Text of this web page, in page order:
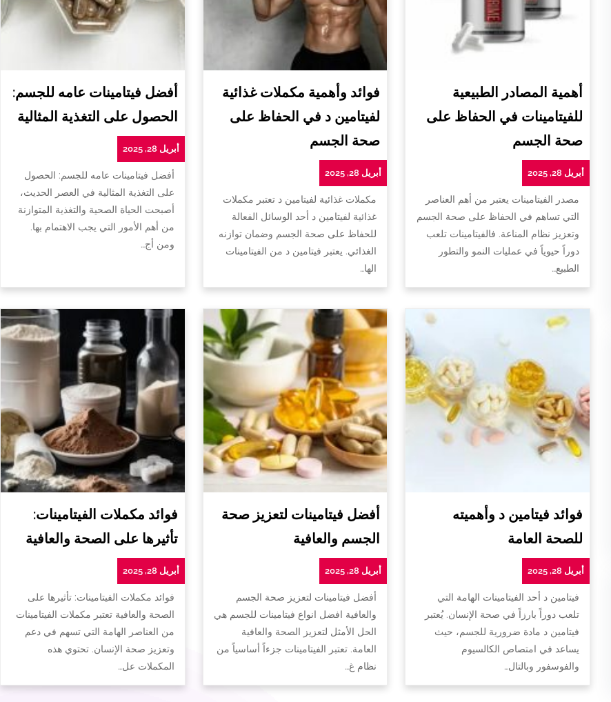
أهمية المصادر الطبيعية
للفيتامينات في الحفاظ على
صحة الجسم
أبريل 28, 2025
مصدر الفيتامينات يعتبر من أهم العناصر
التي تساهم في الحفاظ على صحة الجسم
وتعزيز نظام المناعة. فالفيتامينات تلعب
دوراً حيوياً في عمليات النمو والتطور
الطبيع…
فوائد وأهمية مكملات غذائية
لفيتامين د في الحفاظ على
صحة الجسم
أبريل 28, 2025
مكملات غذائية لفيتامين د تعتبر مكملات
غذائية لفيتامين د أحد الوسائل الفعالة
للحفاظ على صحة الجسم وضمان توازنه
الغذائي. يعتبر فيتامين د من الفيتامينات
الها…
أفضل فيتامينات عامه للجسم:
الحصول على التغذية المثالية
أبريل 28, 2025
أفضل فيتامينات عامه للجسم: الحصول
على التغذية المثالية في العصر الحديث،
أصبحت الحياة الصحية والتغذية المتوازنة
من أهم الأمور التي يجب الاهتمام بها.
ومن أج…
فوائد فيتامين د وأهميته
للصحة العامة
أبريل 28, 2025
فيتامين د أحد الفيتامينات الهامة التي
تلعب دوراً بارزاً في صحة الإنسان. يُعتبر
فيتامين د مادة ضرورية للجسم، حيث
يساعد في امتصاص الكالسيوم
والفوسفور وبالتال…
أفضل فيتامينات لتعزيز صحة
الجسم والعافية
أبريل 28, 2025
أفضل فيتامينات لتعزيز صحة الجسم
والعافية افضل انواع فيتامينات للجسم هي
الحل الأمثل لتعزيز الصحة والعافية
العامة. تعتبر الفيتامينات جزءاً أساسياً من
نظام غ…
فوائد مكملات الفيتامينات:
تأثيرها على الصحة والعافية
أبريل 28, 2025
فوائد مكملات الفيتامينات: تأثيرها على
الصحة والعافية تعتبر مكملات الفيتامينات
من العناصر الهامة التي تسهم في دعم
وتعزيز صحة الإنسان. تحتوي هذه
المكملات عل…